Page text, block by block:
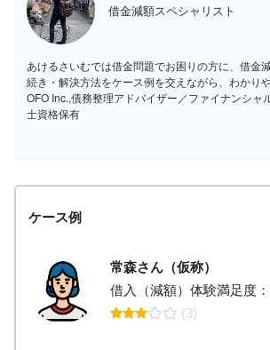
借金減額スペシャリスト
あけるさいむでは借金問題でお困りの方に、借金
続き・解決方法をケース例を交えながら、わかり
OFO Inc.,債務整理アドバイザー／ファイナンシャ
士資格保有
ケース例
常森さん（仮称）
借入（減額）体験満足度：
(3)